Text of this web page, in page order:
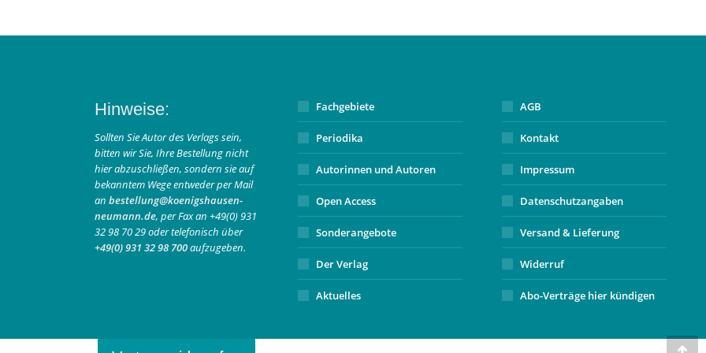
Hinweise:
Sollten Sie Autor des Verlags sein,
bitten wir Sie, Ihre Bestellung nicht
hier abzuschließen, sondern sie auf
bekanntem Wege entweder per Mail
an bestellung@koenigshausen-
neumann.de, per Fax an +49(0) 931
32 98 70 29 oder telefonisch über
+49(0) 931 32 98 700aufzugeben.
Fachgebiete
Periodika
Autorinnen und Autoren
Open Access
Sonderangebote
Der Verlag
Aktuelles
AGB
Kontakt
Impressum
Datenschutzangaben
Versand & Lieferung
Widerruf
Abo-Verträge hier kündigen